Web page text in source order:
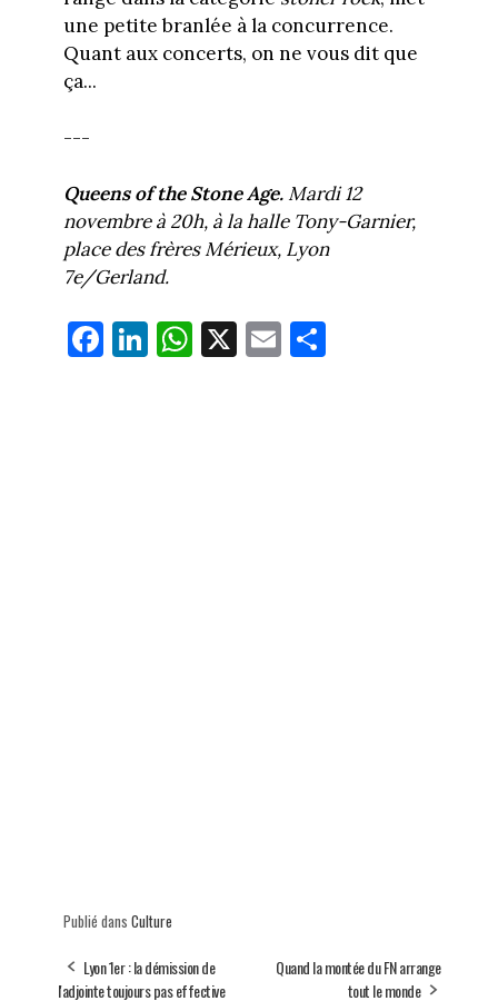
une petite branlée à la concurrence.
Quant aux concerts, on ne vous dit que
ça...
---
Queens of the Stone Age.Mardi 12
novembre à 20h, à la halle Tony-Garnier,
place des frères Mérieux, Lyon
7e/Gerland.
Fa
ce
Li
nk
W
ha
X E
m
Pa
rt
Publié dans Culture
Lyon 1er : la démission de
l'adjointe toujours pas effective
Quand la montée du FN arrange
tout le monde